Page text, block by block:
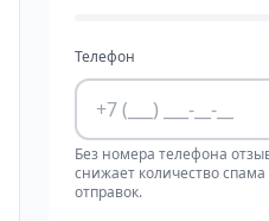
Телефон
Без номера телефона
снижает количество
отправок.